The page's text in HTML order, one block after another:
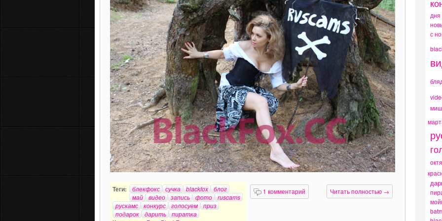
Теги: блекфокс сучка blackfox
блог
май
видео запись фото
ruscams
рускамс
конкурс голосуем
приз
подарок
дарить пиратка
1 комментарий Читать полностью →
дня
с